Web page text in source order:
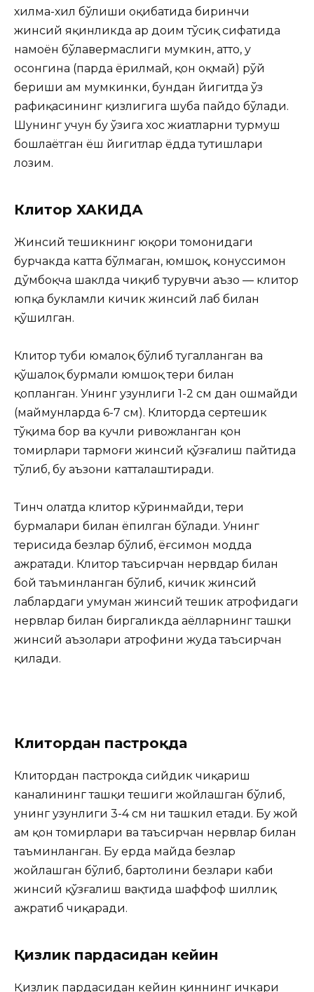
хилма-хил бўлиши оқибатида биринчи
жинсий яқинликда ҳар доим тўсиқ сифатида
намоён бўлавермаслиги мумкин, ҳатто, у
осонгина (парда ёрилмай, қон оқмай) рўй
бериши ҳам мумкинки, бундан йигитда ўз
рафиқасининг қизлигига шубҳа пайдо бўлади.
Шунинг учун бу ўзига хос жиҳатларни турмуш
бошлаётган ёш йигитлар ёдда тутишлари
лозим.
Клитор ХАКИДА
Жинсий тешикнинг юқори томонидаги
бурчакда катта бўлмаган, юмшоқ, конуссимон
дўмбоқча шаклда чиқиб турувчи аъзо — клитор
юпқа букламли кичик жинсий лаб билан
қўшилган.
Клитор туби юмалоқ бўлиб тугалланган ва
қўшалоқ бурмали юмшоқ тери билан
қопланган. Унинг узунлиги 1-2 см дан ошмайди
(маймунларда 6-7 см). Клиторда сертешик
тўқима бор ва кучли ривожланган қон
томирлари тармоғи жинсий қўзғалиш пайтида
тўлиб, бу аъзони катталаштиради.
Тинч ҳолатда клитор кўринмайди, тери
бурмалари билан ёпилган бўлади. Унинг
терисида безлар бўлиб, ёғсимон модда
ажратади. Клитор таъсирчан нервдар билан
бой таъминланган бўлиб, кичик жинсий
лаблардаги умуман жинсий тешик атрофидаги
нервлар билан биргаликда аёлларнинг ташқи
жинсий аъзолари атрофини жуда таъсирчан
қилади.
Клитордан пастроқда
Клитордан пастроқда сийдик чиқариш
каналининг ташқи тешиги жойлашган бўлиб,
унинг узунлиги 3-4 см ни ташкил етади. Бу жой
ҳам қон томирлари ва таъсирчан нервлар билан
таъминланган. Бу ерда майда безлар
жойлашган бўлиб, бартолини безлари каби
жинсий қўзғалиш вақтида шаффоф шиллиқ
ажратиб чиқаради.
Қизлик пардасидан кейин
Қизлик пардасидан кейин қиннинг ичкари